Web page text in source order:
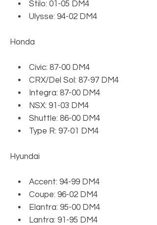
• Stilo: 01-05 DM4
• Ulysse: 94-02 DM4
Honda
• Civic: 87-00 DM4
• CRX/Del Sol: 87-97 DM4
• Integra: 87-00 DM4
• NSX: 91-03 DM4
• Shuttle: 86-00 DM4
• Type R: 97-01 DM4
Hyundai
• Accent: 94-99 DM4
• Coupe: 96-02 DM4
• Elantra: 95-00 DM4
• Lantra: 91-95 DM4